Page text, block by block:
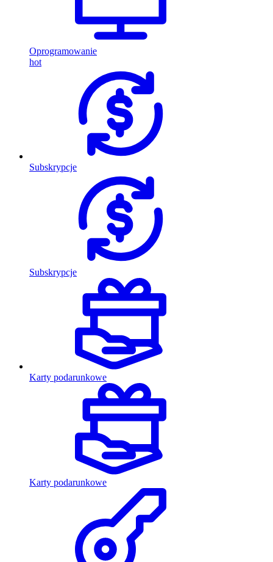
Oprogramowanie
hot
Subskrypcje
Subskrypcje
Karty podarunkowe
Karty podarunkowe